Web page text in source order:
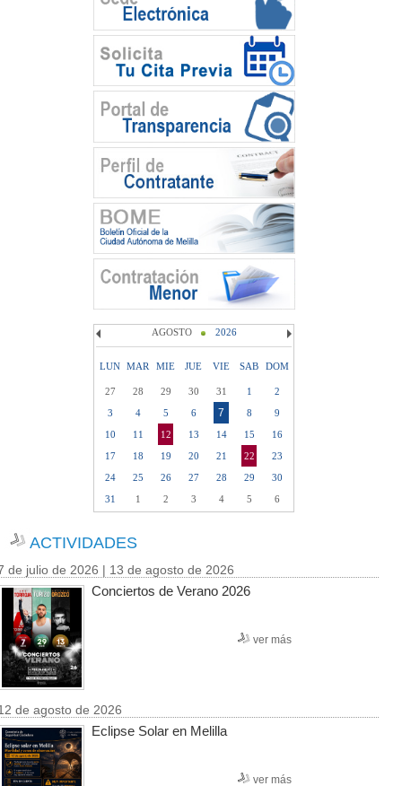
AGOSTO 2026
LUN MAR MIE JUE VIE SAB DOM
27 28 29 30 31 1
2
3
4 5 6 7 8
9
10
11 12 13 14 15
16
17
18 19 20 21 22
23
24
25 26 27 28 29
30
31
1 2 3 4 5 6
ACTIVIDADES
de julio de 2026 | 13 de agosto de 2026
Conciertos de Verano 2026
ver más
de agosto de 2026
Eclipse Solar en Melilla
ver más